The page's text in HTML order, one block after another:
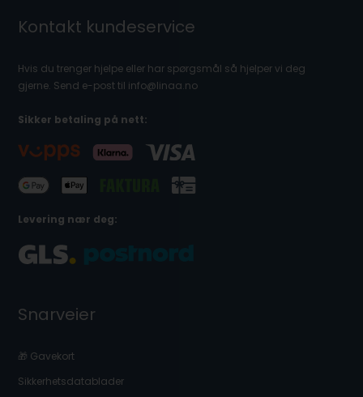
Kontakt kundeservice
Hvis du trenger hjelpe eller har spørgsmål så hjelper vi deg
gjerne. Send e-post til info@linaa.no
Sikker betaling på nett:
Levering nær deg:
Snarveier
🎁 Gavekort
Sikkerhetsdatablader